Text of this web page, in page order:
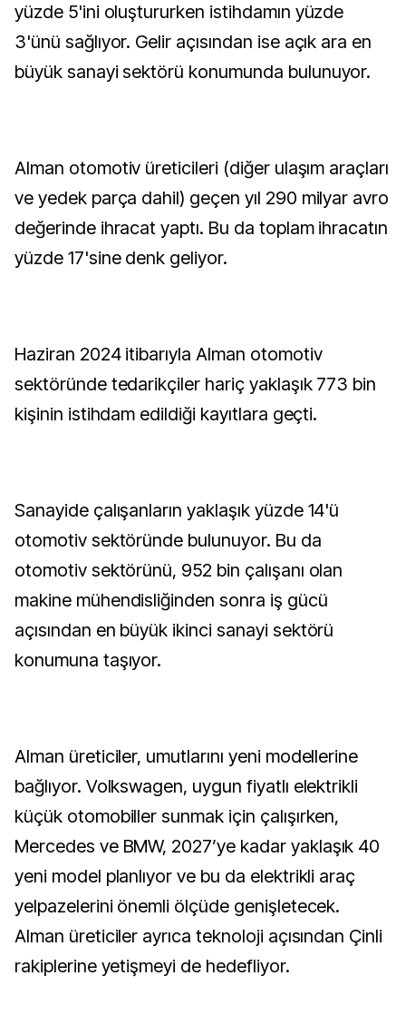
yüzde 5'ini oluştururken istihdamın yüzde
3'ünü sağlıyor. Gelir açısından ise açık ara en
büyük sanayi sektörü konumunda bulunuyor.
Alman otomotiv üreticileri (diğer ulaşım araçları
ve yedek parça dahil) geçen yıl 290 milyar avro
değerinde ihracat yaptı. Bu da toplam ihracatın
yüzde 17'sine denk geliyor.
Haziran 2024 itibarıyla Alman otomotiv
sektöründe tedarikçiler hariç yaklaşık 773 bin
kişinin istihdam edildiği kayıtlara geçti.
Sanayide çalışanların yaklaşık yüzde 14'ü
otomotiv sektöründe bulunuyor. Bu da
otomotiv sektörünü, 952 bin çalışanı olan
makine mühendisliğinden sonra iş gücü
açısından en büyük ikinci sanayi sektörü
konumuna taşıyor.
Alman üreticiler, umutlarını yeni modellerine
bağlıyor. Volkswagen, uygun fiyatlı elektrikli
küçük otomobiller sunmak için çalışırken,
Mercedes ve BMW, 2027’ye kadar yaklaşık 40
yeni model planlıyor ve bu da elektrikli araç
yelpazelerini önemli ölçüde genişletecek.
Alman üreticiler ayrıca teknoloji açısından Çinli
rakiplerine yetişmeyi de hedefliyor.